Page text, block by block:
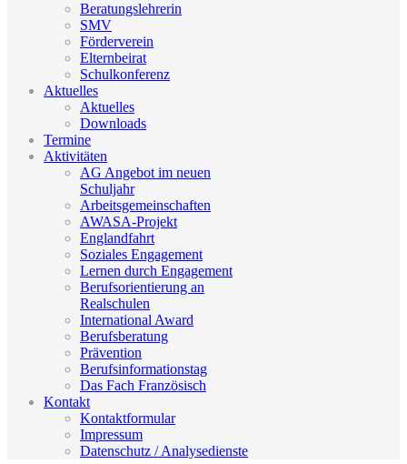
Beratungslehrerin
SMV
Förderverein
Elternbeirat
Schulkonferenz
Aktuelles
Aktuelles
Downloads
Termine
Aktivitäten
AG Angebot im neuen
Schuljahr
Arbeitsgemeinschaften
AWASA-Projekt
Englandfahrt
Soziales Engagement
Lernen durch Engagement
Berufsorientierung an
Realschulen
International Award
Berufsberatung
Prävention
Berufsinformationstag
Das Fach Französisch
Kontakt
Kontaktformular
Impressum
Datenschutz / Analysedienste